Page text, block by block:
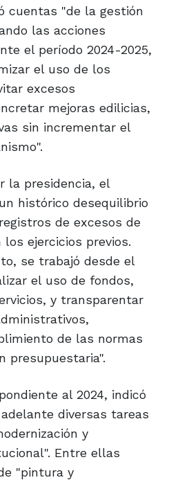
cuentas "de la gestión
las acciones
el período 2024-2025,
el uso de los
excesos
mejoras edilicias,
sin incrementar el
la presidencia, el
histórico desequilibrio
de excesos de
ejercicios previos.
se trabajó desde el
el uso de fondos,
y transparentar
de las normas
presupuestaria".
al 2024, indicó
diversas tareas
y
Entre ellas
"pintura y